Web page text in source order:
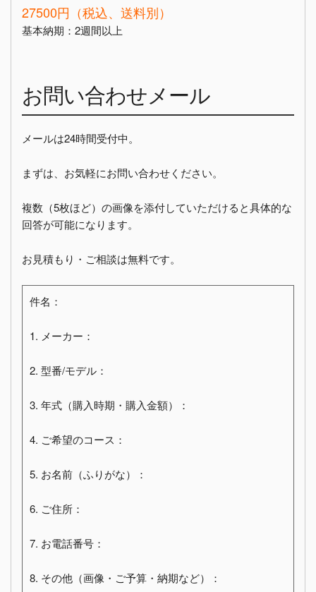
27500円（税込、送料別）
基本納期：2週間以上
お問い合わせメール
メールは24時間受付中。
まずは、お気軽にお問い合わせください。
複数（5枚ほど）の画像を添付していただけると具体的な
回答が可能になります。
お見積もり・ご相談は無料です。
件名：
1. メーカー：
2. 型番/モデル：
3. 年式（購入時期・購入金額）：
4. ご希望のコース：
5. お名前（ふりがな）：
6. ご住所：
7. お電話番号：
8. その他（画像・ご予算・納期など）：